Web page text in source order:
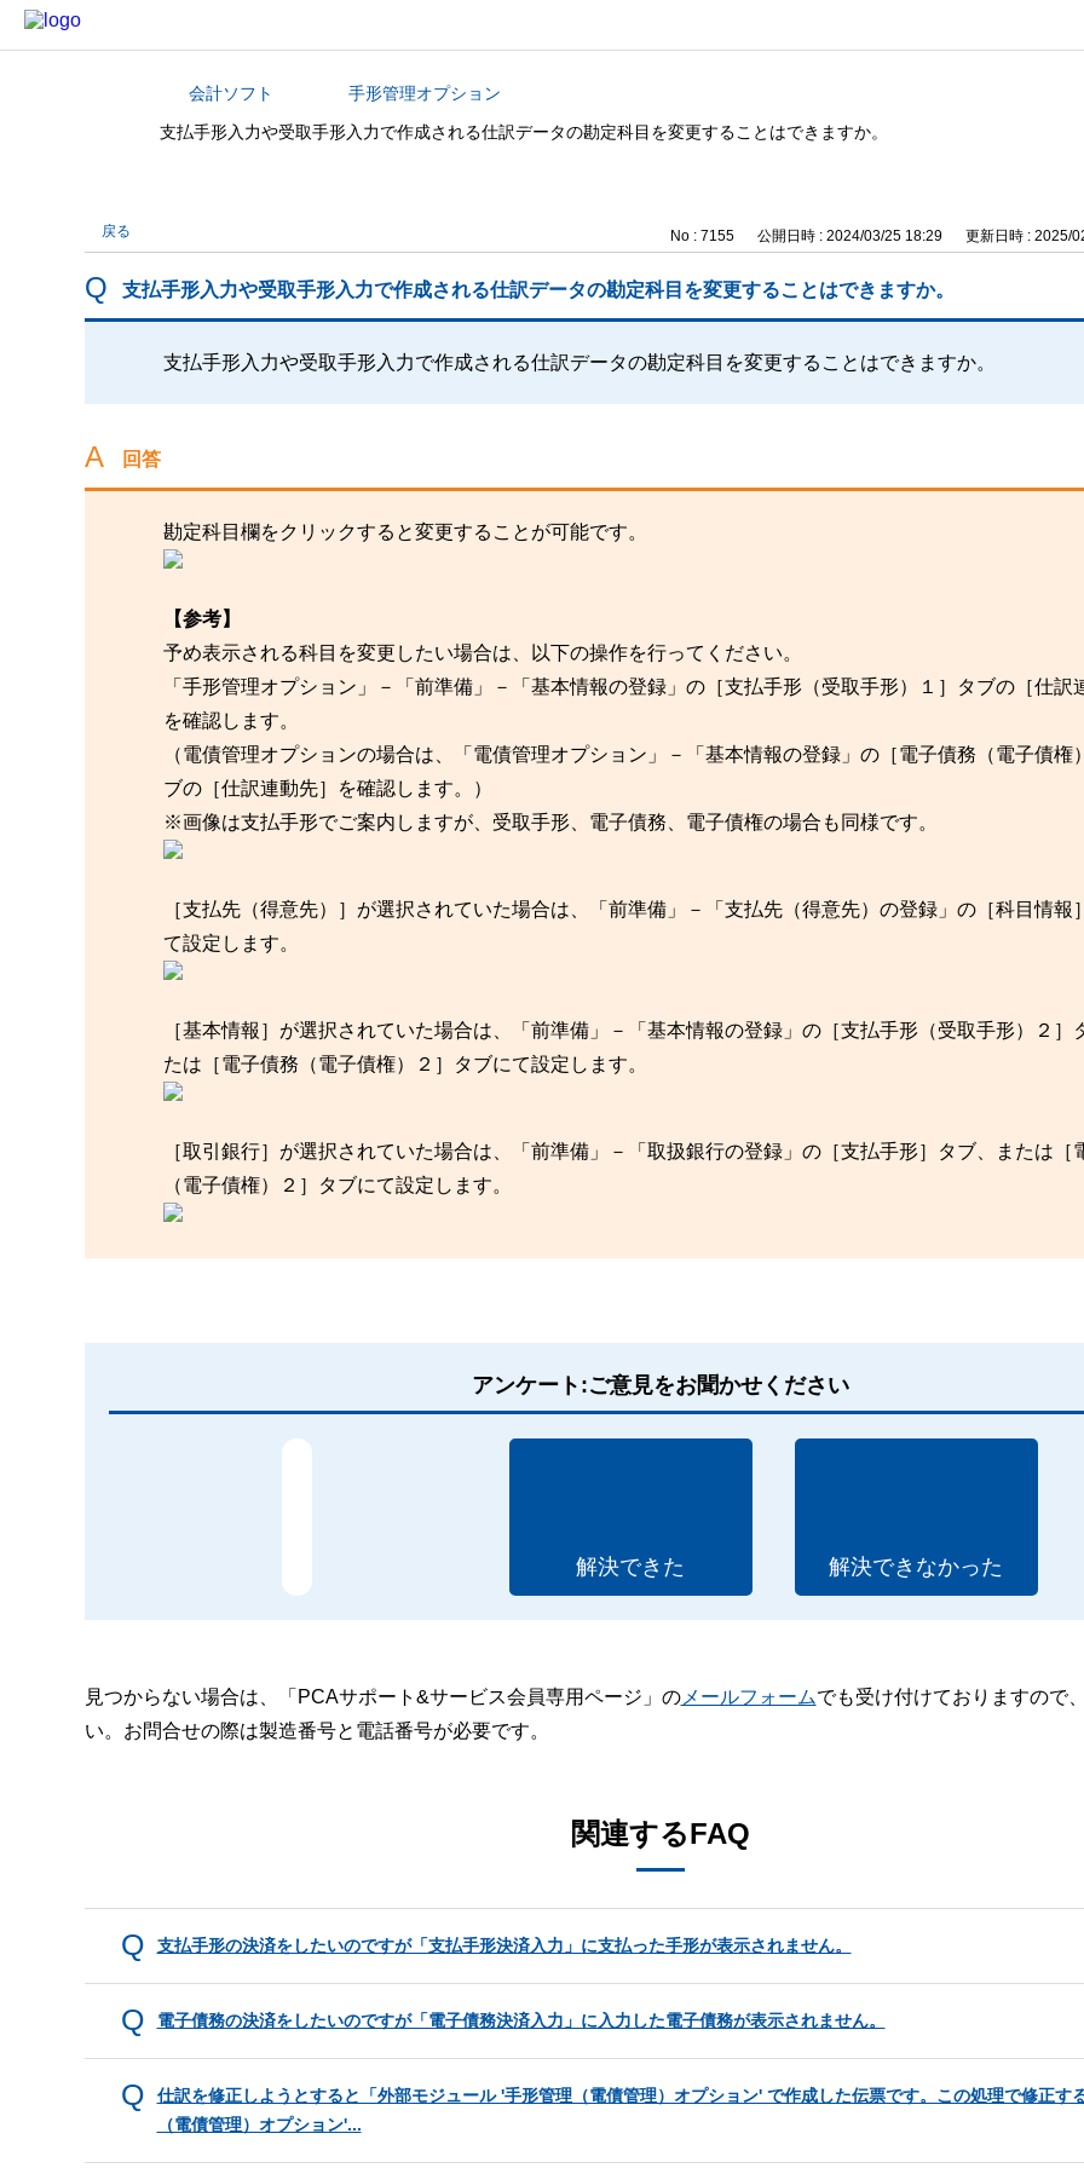
カテゴリから探す
会計ソフト
手形管理オプション
支払手形入力や受取手形入力で作成される仕訳データの勘定科目を変更することはできますか。
戻る No : 7155 公開日時 : 2024/03/25 18:29 更新日時 : 2025/
支払手形入力や受取手形入力で作成される仕訳データの勘定科目を変更することはできますか。
支払手形入力や受取手形入力で作成される仕訳データの勘定科目を変更することはできますか。
回答
勘定科目欄をクリックすると変更することが可能です。
【参考】
予め表示される科目を変更したい場合は、以下の操作を行ってください。
「手形管理オプション」－「前準備」－「基本情報の登録」の［支払手形（受取手形）１］タブの［仕訳
を確認します。
（電債管理オプションの場合は、「電債管理オプション」－「基本情報の登録」の［電子債務（電子債権
ブの［仕訳連動先］を確認します。）
※画像は支払手形でご案内しますが、受取手形、電子債務、電子債権の場合も同様です。
［支払先（得意先）］が選択されていた場合は、「前準備」－「支払先（得意先）の登録」の［科目情報
て設定します。
［基本情報］が選択されていた場合は、「前準備」－「基本情報の登録」の［支払手形（受取手形）２］
たは［電子債務（電子債権）２］タブにて設定します。
［取引銀行］が選択されていた場合は、「前準備」－「取扱銀行の登録」の［支払手形］タブ、または［
（電子債権）２］タブにて設定します。
アンケート:ご意見をお聞かせください
解決できた 解決できなかった
見つからない場合は、「PCAサポート&サービス会員専用ページ」のメールフォームでも受け付けておりますので
い。お問合せの際は製造番号と電話番号が必要です。
関連するFAQ
支払手形の決済をしたいのですが「支払手形決済入力」に支払った手形が表示されません。
電子債務の決済をしたいのですが「電子債務決済入力」に入力した電子債務が表示されません。
仕訳を修正しようとすると「外部モジュール '手形管理（電債管理）オプション' で作成した伝票です。この処理で修正す
（電債管理）オプション'...